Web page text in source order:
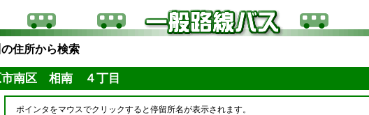
住所から検索
南区 相南 ４丁目
ポインタをマウスでクリックすると停留所名が表示されます。